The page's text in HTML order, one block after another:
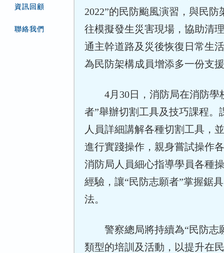
資訊回顧
聯絡我們
2022”的民防颱風演習，與民防
往模擬發生災害現場，協助清
通主幹道路及災後恢復日常生
為民防架構成員增添多一份支
4月30日，消防局在消防學
者”舉辦切割工具及技巧課程。
人員詳細講解各種切割工具，
進行實踐操作，親身嘗試操作
消防局人員細心指導學員各種
經驗，讓“民防志願者”掌握鋸
法。
警察總局將持續為“民防志
類型的培訓及活動，以提升在